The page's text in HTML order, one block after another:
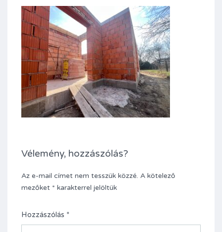
Vélemény, hozzászólás?
Az e-mail címet nem tesszük közzé. A kötelező
mezőket * karakterrel jelöltük
Hozzászólás *